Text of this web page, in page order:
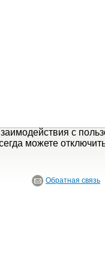
с
можете
Обратная связь